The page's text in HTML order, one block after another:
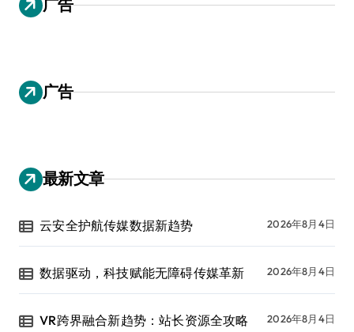
广告
广告
最新文章
云安全护航传媒数据新趋势 2026年8月4日
数据驱动，科技赋能无障碍传媒革新 2026年8月4日
VR跨界融合新趋势：站长资源全攻略 2026年8月4日